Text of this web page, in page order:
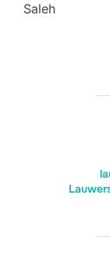
Saleh